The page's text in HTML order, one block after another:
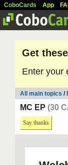
CoboCards App
Get
Enter your
All main topics /
MC EP (30
Say thanks